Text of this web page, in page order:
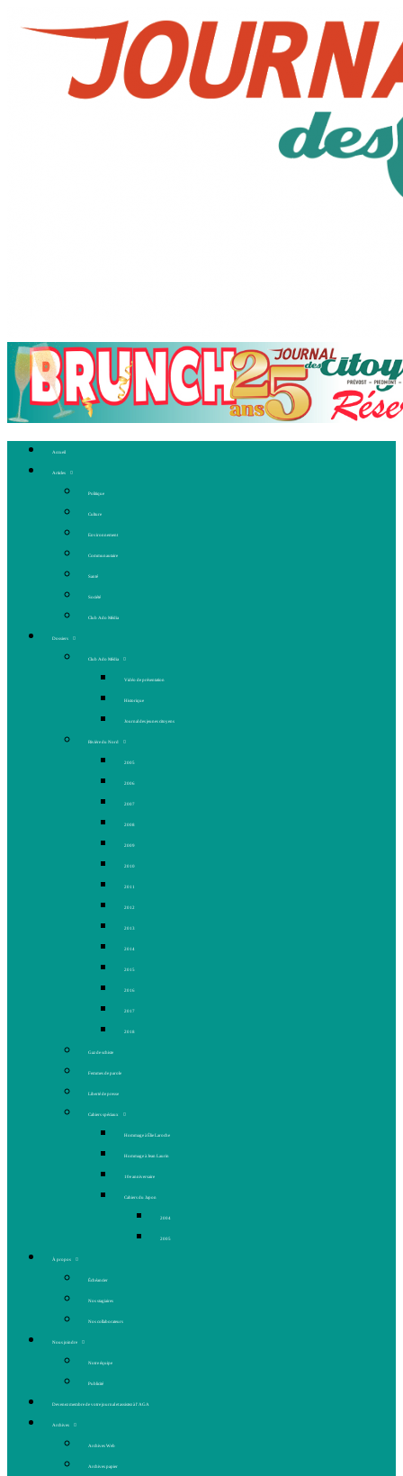
Accueil
Articles
Politique
Culture
Environnement
Communautaire
Santé
Société
Club Ado Média
Dossiers
Club Ado Média
Vidéo de présentation
Historique
Journal des jeunes citoyens
Rivière du Nord
2005
2006
2007
2008
2009
2010
2011
2012
2013
2014
2015
2016
2017
2018
Gaz de schiste
Femmes de parole
Liberté de presse
Cahiers spéciaux
Hommage à Élie Laroche
Hommage à Jean Laurin
10e anniversaire
Cahiers du Japon
2004
2005
À propos
Échéancier
Nos stagiaires
Nos collaborateurs
Nous joindre
Notre équipe
Publicité
Devenez membre de votre journal et assistez à l’AGA
Archives
Archives Web
Archives papier